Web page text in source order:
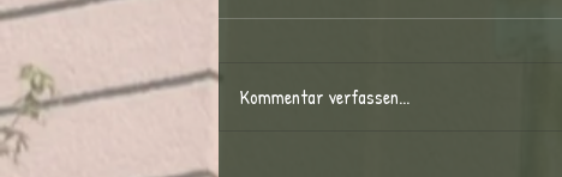
Kommentar verfassen...